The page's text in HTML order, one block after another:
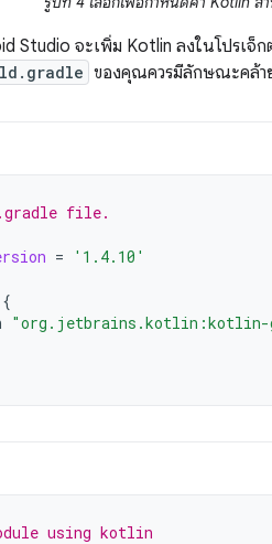
Studio จะเพิ่ม Kotlin ลงในโปรเ
ของคุณควรมีลักษณะคล้า
file.
=
'1.4.10'
{
"org.jetbrains.kotlin:kotlin-
using kotlin